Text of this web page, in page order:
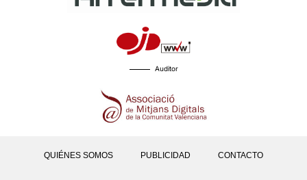
Auditor
QUIÉNES SOMOS PUBLICIDAD CONTACTO